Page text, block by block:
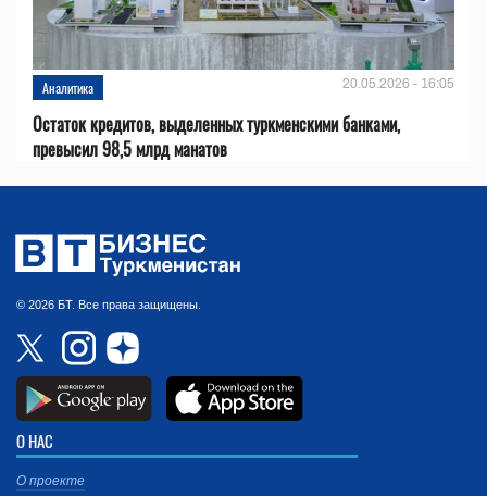
Аналитика 20.05.2026 - 16:05
Остаток кредитов, выделенных туркменскими банками,
превысил 98,5 млрд манатов
© 2026 БТ. Все права защищены.
О НАС
О проекте